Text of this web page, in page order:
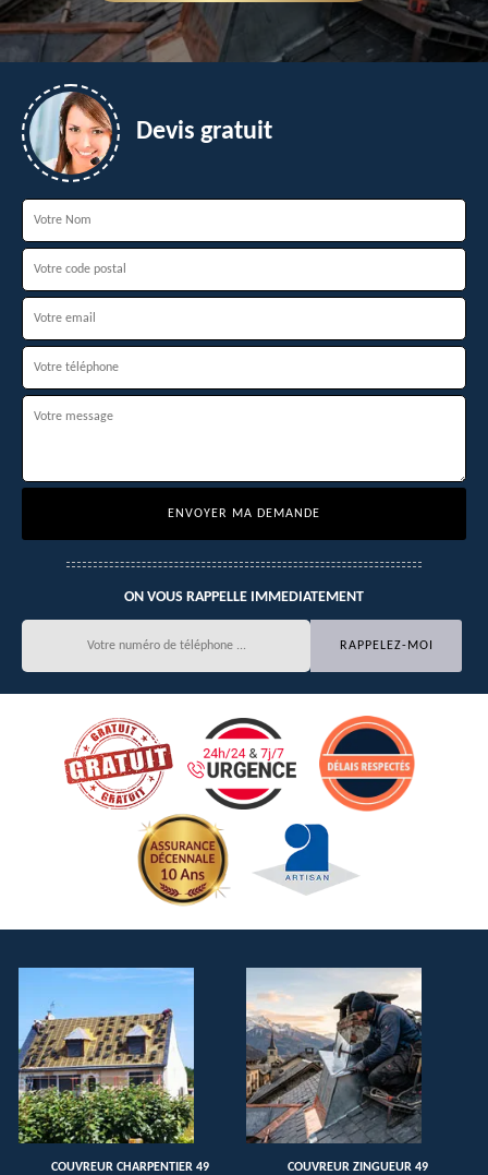
Devis gratuit
ON VOUS RAPPELLE IMMEDIATEMENT
COUVREUR CHARPENTIER 49 COUVREUR ZINGUEUR 49